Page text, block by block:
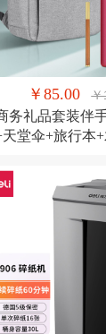
￥85.00
务礼品套装伴
天堂伞+旅行本